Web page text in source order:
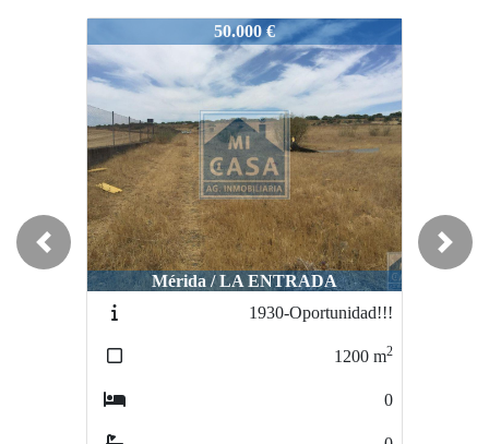
50.000 €
Mérida / LA ENTRADA
1930-Oportunidad!!!
1200 m2
0
Previous Next